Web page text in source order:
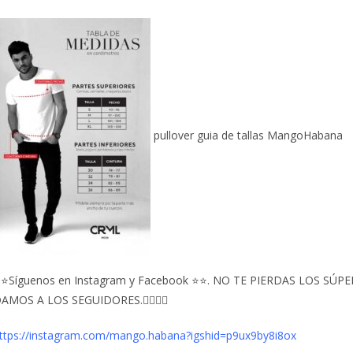
pullover guia de tallas MangoHabana
en Instagram y Facebook ⭐⭐. NO TE PIERDAS LOS
A LOS SEGUIDORES.👇🏻👇🏻
instagram.com/mango.habana?igshid=p9ux9by8i8ox